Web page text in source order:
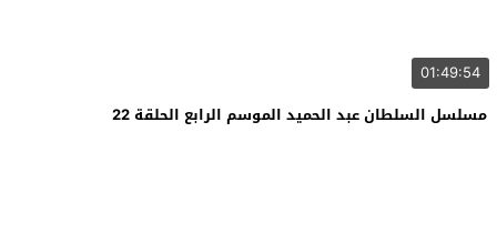
01:49:54
مسلسل السلطان عبد الحميد الموسم الرابع الحلقة 22